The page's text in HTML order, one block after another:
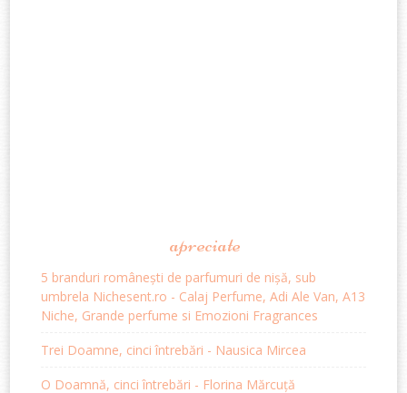
apreciate
5 branduri românești de parfumuri de nișă, sub
umbrela Nichesent.ro - Calaj Perfume, Adi Ale Van, A13
Niche, Grande perfume si Emozioni Fragrances
Trei Doamne, cinci întrebări - Nausica Mircea
O Doamnă, cinci întrebări - Florina Mărcuță